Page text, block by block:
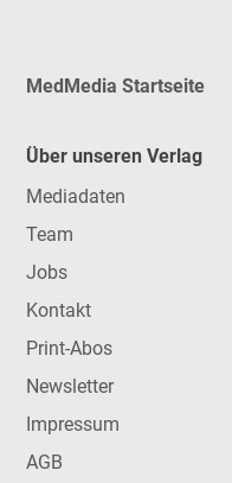
MedMedia Startseite
Über unseren Verlag
Mediadaten
Team
Jobs
Kontakt
Print-Abos
Newsletter
Impressum
AGB